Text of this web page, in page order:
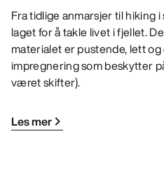
Fra tidlige anmarsjer til hiking
laget for å takle livet i fjellet.
materialet er pustende, lett
impregnering som beskytter
været skifter).
Les mer